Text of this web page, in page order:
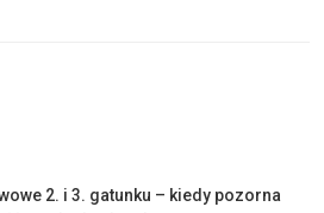
2. i 3. gatunku – kiedy pozorna